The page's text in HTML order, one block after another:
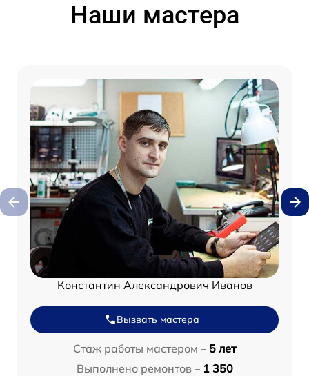
Наши мастера
Константин Александрович Иванов
Вызвать мастера
Стаж работы мастером – 5 лет
Выполнено ремонтов – 1 350